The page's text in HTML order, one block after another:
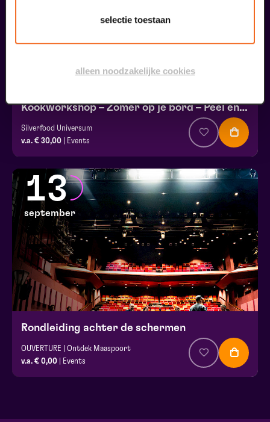
selectie toestaan
alleen noodzakelijke cookies
Kookworkshop – Zomer op je bord – Peel en Maas
Silverfood Universum
v.a. € 30,00 | Events
13
september
Rondleiding achter de schermen
OUVERTURE | Ontdek Maaspoort
v.a. € 0,00 | Events